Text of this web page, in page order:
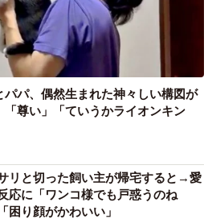
パパ、偶然生まれた神々しい構図が
尊い」「ていうかライオンキン
リと切った飼い主が帰宅すると→愛
応に「ワンコ様でも戸惑うのね
困り顔がかわいい」